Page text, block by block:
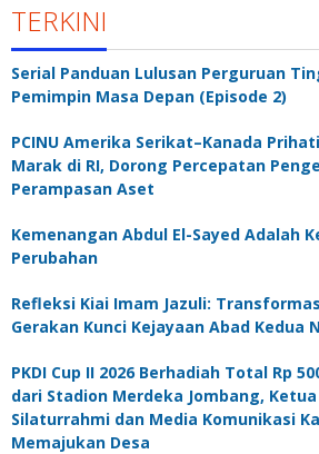
TERKINI
Serial Panduan Lulusan Perguruan
Pemimpin Masa Depan (Episode 2)
PCINU Amerika Serikat–Kanada
Marak di RI, Dorong Percepatan
Perampasan Aset
Kemenangan Abdul El-Sayed Adalah
Perubahan
Refleksi Kiai Imam Jazuli:
Gerakan Kunci Kejayaan Abad Kedua
PKDI Cup II 2026 Berhadiah Total Rp
dari Stadion Merdeka Jombang, Ketua
Silaturrahmi dan Media Komunikasi
Memajukan Desa